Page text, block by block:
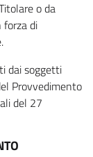
o da
forza di
dai soggetti
Provvedimento
del 27